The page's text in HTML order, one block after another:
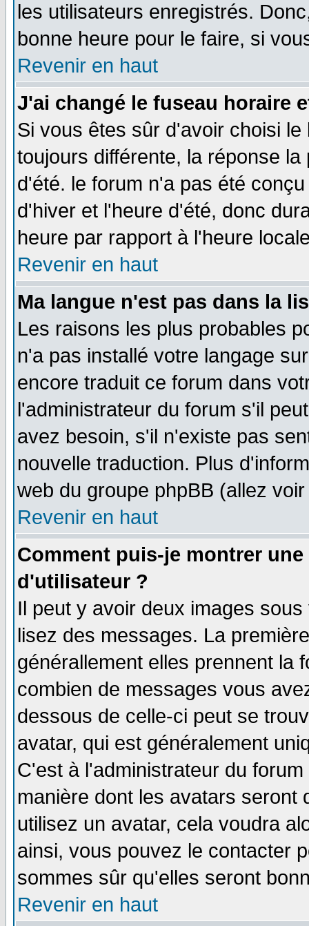
les utilisateurs enregistrés.
bonne heure pour le faire, si
Revenir en haut
J'ai changé le fuseau horaire
Si vous êtes sûr d'avoir choisi
toujours différente, la réponse
d'été. le forum n'a pas été
d'hiver et l'heure d'été, donc
heure par rapport à l'heure
Revenir en haut
Ma langue n'est pas dans la
Les raisons les plus probables
n'a pas installé votre langage
encore traduit ce forum dans
l'administrateur du forum s'il
avez besoin, s'il n'existe pas
nouvelle traduction. Plus
web du groupe phpBB (allez
Revenir en haut
Comment puis-je montrer
d'utilisateur ?
Il peut y avoir deux images
lisez des messages. La
générallement elles prennent la
combien de messages vous
dessous de celle-ci peut se
avatar, qui est généralement
C'est à l'administrateur du
manière dont les avatars seront
utilisez un avatar, cela voudra
ainsi, vous pouvez le contacter
sommes sûr qu'elles seront
Revenir en haut